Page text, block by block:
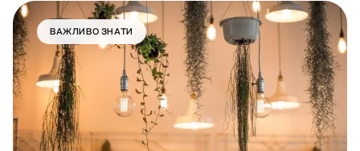
ВАЖЛИВО ЗНАТИ